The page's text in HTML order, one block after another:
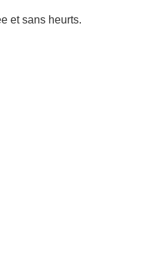
et sans heurts.